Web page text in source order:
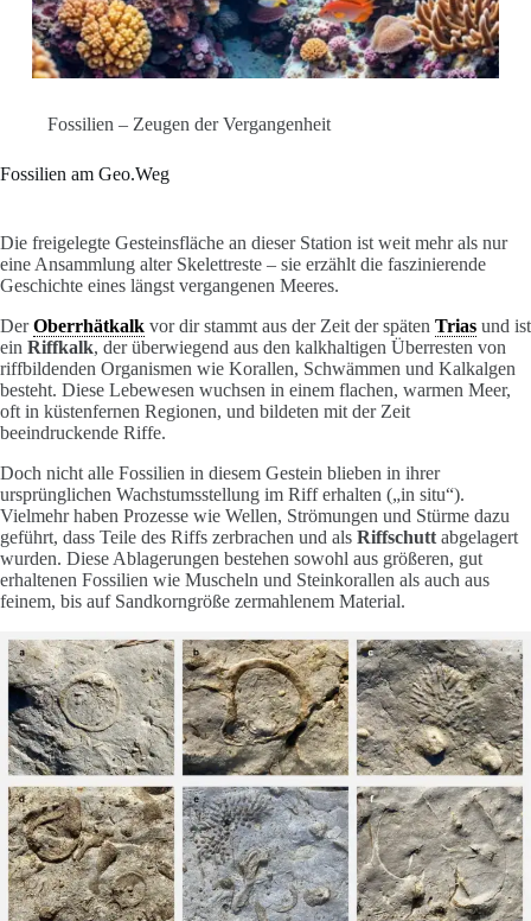
Fossilien – Zeugen der Vergangenheit
Fossilien am Geo.Weg
Die freigelegte Gesteinsfläche an dieser Station ist weit mehr als nur
eine Ansammlung alter Skelettreste – sie erzählt die faszinierende
Geschichte eines längst vergangenen Meeres.
DerOberrhätkalk vor dir stammt aus der Zeit der späten Trias und ist
ein Riffkalk, der überwiegend aus den kalkhaltigen Überresten von
riffbildenden Organismen wie Korallen, Schwämmen und Kalkalgen
besteht. Diese Lebewesen wuchsen in einem flachen, warmen Meer,
oft in küstenfernen Regionen, und bildeten mit der Zeit
beeindruckende Riffe.
Doch nicht alle Fossilien in diesem Gestein blieben in ihrer
ursprünglichen Wachstumsstellung im Riff erhalten („in situ“).
Vielmehr haben Prozesse wie Wellen, Strömungen und Stürme dazu
geführt, dass Teile des Riffs zerbrachen und als Riffschutt abgelagert
wurden. Diese Ablagerungen bestehen sowohl aus größeren, gut
erhaltenen Fossilien wie Muscheln und Steinkorallen als auch aus
feinem, bis auf Sandkorngröße zermahlenem Material.